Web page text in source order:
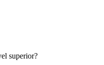
superior?